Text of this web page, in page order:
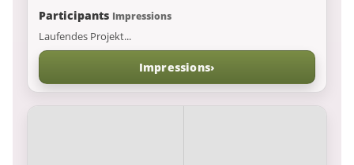
Participants Impressions
Laufendes Projekt...
Impressions›